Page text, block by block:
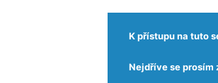
K přístupu na tuto
Nejdříve se prosím